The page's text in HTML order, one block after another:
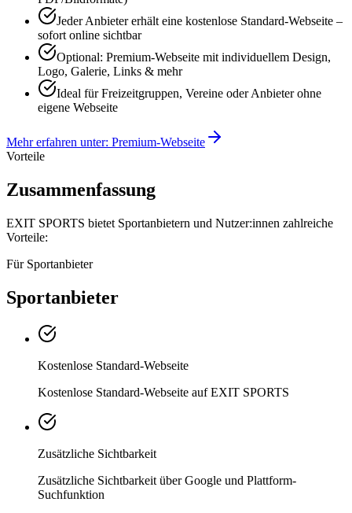
Jeder Anbieter erhält eine kostenlose Standard-Webseite –
sofort online sichtbar
Optional: Premium-Webseite mit individuellem Design,
Logo, Galerie, Links & mehr
Ideal für Freizeitgruppen, Vereine oder Anbieter ohne
eigene Webseite
Mehr erfahren unter: Premium-Webseite
Vorteile
Zusammenfassung
EXIT SPORTS bietet Sportanbietern und Nutzer:innen zahlreiche
Vorteile:
Für Sportanbieter
Sportanbieter
Kostenlose Standard-Webseite
Kostenlose Standard-Webseite auf EXIT SPORTS
Zusätzliche Sichtbarkeit
Zusätzliche Sichtbarkeit über Google und Plattform-
Suchfunktion